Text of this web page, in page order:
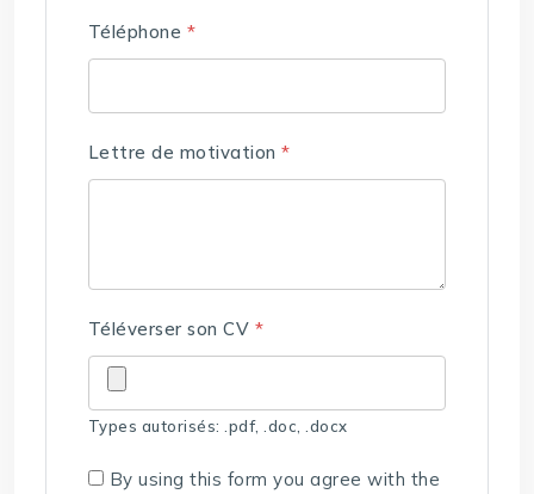
Téléphone *
Lettre de motivation*
Téléverser son CV *
Types autorisés: .pdf, .doc, .docx
By using this form you agree with the